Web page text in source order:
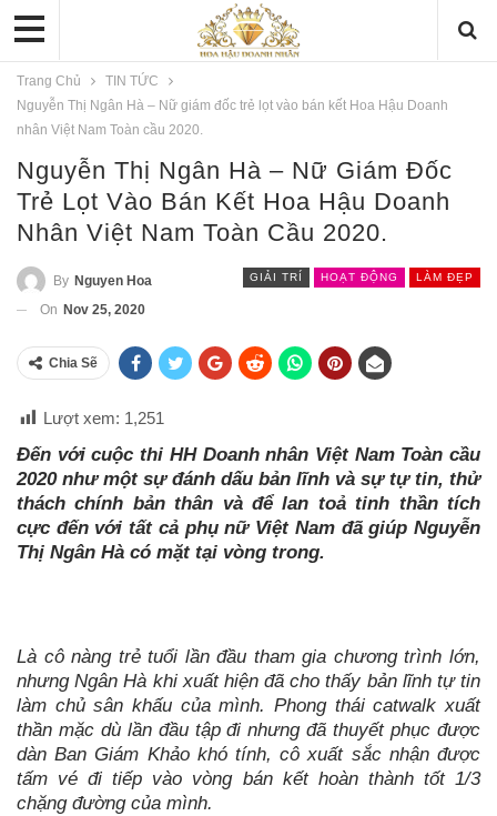
Trang Chủ
TIN TỨC
Nguyễn Thị Ngân Hà – Nữ giám đốc trẻ lọt vào bán kết Hoa Hậu Doanh
nhân Việt Nam Toàn cầu 2020.
Nguyễn Thị Ngân Hà – Nữ Giám Đốc
Trẻ Lọt Vào Bán Kết Hoa Hậu Doanh
Nhân Việt Nam Toàn Cầu 2020.
GIẢI TRÍ HOẠT ĐỘNG LÀM ĐẸP
By Nguyen Hoa
On Nov 25, 2020
Chia Sẽ
Lượt xem: 1,251
Đến với cuộc thi HH Doanh nhân Việt Nam Toàn cầu
2020 như một sự đánh dấu bản lĩnh và sự tự tin, thử
thách chính bản thân và để lan toả tinh thần tích
cực đến với tất cả phụ nữ Việt Nam đã giúp Nguyễn
Thị Ngân Hà có mặt tại vòng trong.
Là cô nàng trẻ tuổi lần đầu tham gia chương trình lớn,
nhưng Ngân Hà khi xuất hiện đã cho thấy bản lĩnh tự tin
làm chủ sân khấu của mình. Phong thái catwalk xuất
thần mặc dù lần đầu tập đi nhưng đã thuyết phục được
dàn Ban Giám Khảo khó tính, cô xuất sắc nhận được
tấm vé đi tiếp vào vòng bán kết hoàn thành tốt 1/3
chặng đường của mình.